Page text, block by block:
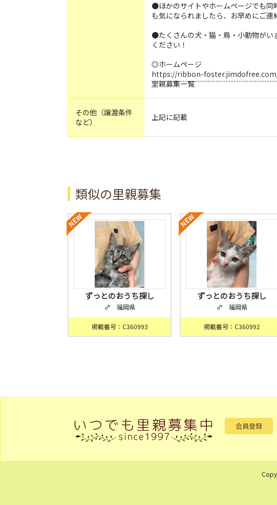
●ほかのサイトやホームページでも同
も気になられましたら、お早めにご連
●たくさんの犬・猫・鳥・小動物がい
ください！
◎ホームページ
https://ribbon-
里親募集一覧
その他（譲渡条件
など）
上記に記載
類似の里親募集
ずっとのおうち探し
♂ 福岡県
掲載番号：C360993
ずっとのおうち探し
♂ 福岡県
掲載番号：C360992
会員登録